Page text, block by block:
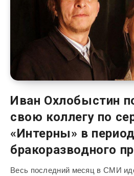
Иван Охлобыстин
свою коллегу по
«Интерны» в период
бракоразводного
Весь последний месяц в СМИ